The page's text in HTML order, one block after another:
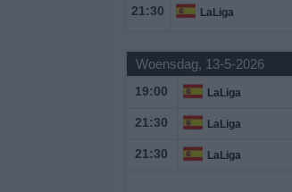
21:30 LaLiga
Woensdag, 13-5-2026
19:00 LaLiga
21:30 LaLiga
21:30 LaLiga